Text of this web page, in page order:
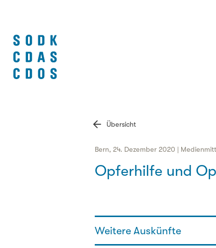
Übersicht
Bern, 24. Dezember 2020 |
Opferhilfe und
Weitere Auskünfte